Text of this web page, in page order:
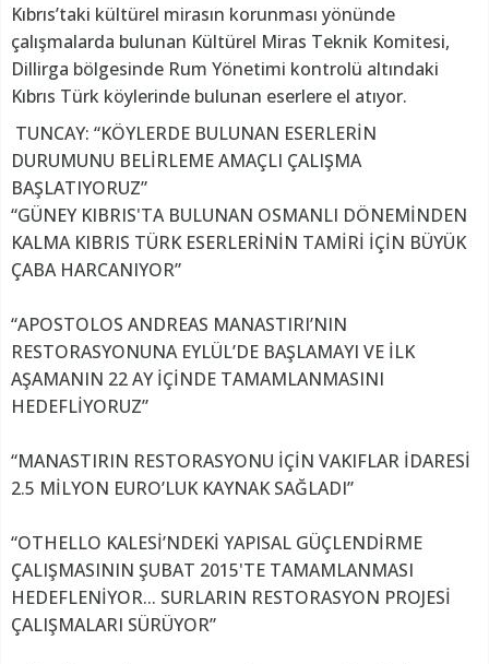
Kıbrıs’taki kültürel mirasın korunması yönünde
çalışmalarda bulunan Kültürel Miras Teknik Komitesi,
Dillirga bölgesinde Rum Yönetimi kontrolü altındaki
Kıbrıs Türk köylerinde bulunan eserlere el atıyor.
TUNCAY: “KÖYLERDE BULUNAN ESERLERİN
DURUMUNU BELİRLEME AMAÇLI ÇALIŞMA
BAŞLATIYORUZ”
“GÜNEY KIBRIS'TA BULUNAN OSMANLI DÖNEMİNDEN
KALMA KIBRIS TÜRK ESERLERİNİN TAMİRİ İÇİN BÜYÜK
ÇABA HARCANIYOR”
“APOSTOLOS ANDREAS MANASTIRI’NIN
RESTORASYONUNA EYLÜL’DE BAŞLAMAYI VE İLK
AŞAMANIN 22 AY İÇİNDE TAMAMLANMASINI
HEDEFLİYORUZ”
“MANASTIRIN RESTORASYONU İÇİN VAKIFLAR İDARESİ
2.5 MİLYON EURO’LUK KAYNAK SAĞLADI”
“OTHELLO KALESİ’NDEKİ YAPISAL GÜÇLENDİRME
ÇALIŞMASININ ŞUBAT 2015'TE TAMAMLANMASI
HEDEFLENİYOR... SURLARIN RESTORASYON PROJESİ
ÇALIŞMALARI SÜRÜYOR”